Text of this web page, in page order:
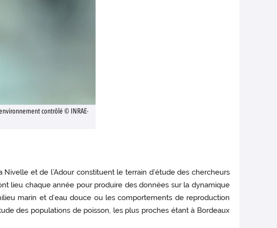
contrôlé © INRAE-
Nivelle et de l’Adour constituent le terrain d’étude des chercheurs
lieu chaque année pour produire des données sur la dynamique
marin et d’eau douce ou les comportements de reproduction
des populations de poisson, les plus proches étant à Bordeaux